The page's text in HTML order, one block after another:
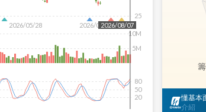
2026/05/28 2026/07/16
25
2026/08/07
5M
10M
20
50
80
懂基本
介紹